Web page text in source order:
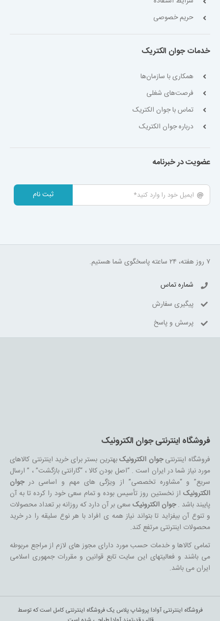
حریم خصوصی
خدمات جوان الکتریک
همکاری با سازمان‌ها
فرصت‌های شغلی
تماس با جوان الکتریک
درباره جوان الکتریک
عضویت در خبرنامه
ثبت نام
۷ روز هفته، ۲۴ ساعته پاسخگوی شما هستیم.
شماره تماس
پیگیری سفارش
پرسش و پاسخ
فروشگاه اینترنتی جوان الکترونیک
فروشگاه اینترنتیجوان الکترونیکبهترین بستر برای خرید اینترنتی کالاهای
مورد نیاز شما در ایران است . “اصل بودن کالا ، “گارانتی بازگشت” ، ” ارسال
سریع” و “مشاوره تخصصی” از ویژگی های مهم و اساسی درجوان
الکترونیکاز نخستین روز تأسیس بوده و تمام سعی خود را کرده تا به آن
پایبند باشد .جوان الکترونیکسعی بر آن دارد که روزانه بر تعداد محصولات
و تنوع آن بیفزاید تا بتواند نیاز همه ی افراد با هر نوع سلیقه را در خرید
محصولات اینترنتی مرتفع کند.
تمامی کالاها و خدمات حسب مورد دارای مجوز های لازم از مراجع مربوطه
می باشند و فعالیتهای این سایت تابع قوانین و مقررات جمهوری اسلامی
ایران می باشد.
فروشگاه اینترنتی آوادا پروشاپ پلاس یک فروشگاه اینترنتی کامل است که توسط